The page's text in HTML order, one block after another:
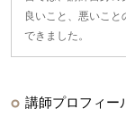
良いこと、悪いこ
できました。
講師プロフィー